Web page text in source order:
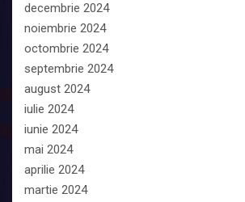
decembrie 2024
noiembrie 2024
octombrie 2024
septembrie 2024
august 2024
iulie 2024
iunie 2024
mai 2024
aprilie 2024
martie 2024